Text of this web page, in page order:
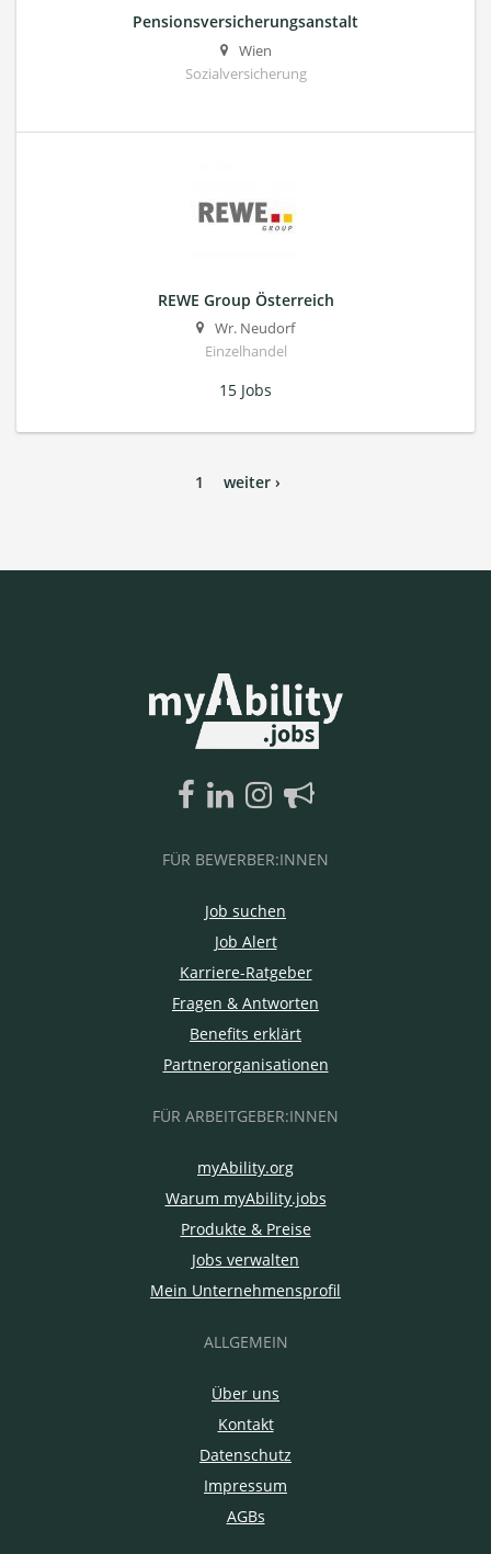
Pensionsversicherungsanstalt
Wien
Sozialversicherung
REWE Group Österreich
Wr. Neudorf
Einzelhandel
15 Jobs
1 weiter ›
FÜR BEWERBER:INNEN
Job suchen
Job Alert
Karriere-Ratgeber
Fragen & Antworten
Benefits erklärt
Partnerorganisationen
FÜR ARBEITGEBER:INNEN
myAbility.org
Warum myAbility.jobs
Produkte & Preise
Jobs verwalten
Mein Unternehmensprofil
ALLGEMEIN
Über uns
Kontakt
Datenschutz
Impressum
AGBs